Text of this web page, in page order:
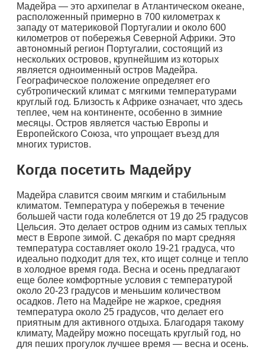
Мадейра — это архипелаг в Атлантическом океане,
расположенный примерно в 700 километрах к
западу от материковой Португалии и около 600
километров от побережья Северной Африки. Это
автономный регион Португалии, состоящий из
нескольких островов, крупнейшим из которых
является одноименный остров Мадейра.
Географическое положение определяет его
субтропический климат с мягкими температурами
круглый год. Близость к Африке означает, что здесь
теплее, чем на континенте, особенно в зимние
месяцы. Остров является частью Европы и
Европейского Союза, что упрощает въезд для
многих туристов.
Когда посетить Мадейру
Мадейра славится своим мягким и стабильным
климатом. Температура у побережья в течение
большей части года колеблется от 19 до 25 градусов
Цельсия. Это делает остров одним из самых теплых
мест в Европе зимой. С декабря по март средняя
температура составляет около 19-21 градуса, что
идеально подходит для тех, кто ищет солнце и тепло
в холодное время года. Весна и осень предлагают
еще более комфортные условия с температурой
около 20-23 градусов и меньшим количеством
осадков. Лето на Мадейре не жаркое, средняя
температура около 25 градусов, что делает его
приятным для активного отдыха. Благодаря такому
климату, Мадейру можно посещать круглый год, но
для пеших прогулок лучшее время — весна и осень.